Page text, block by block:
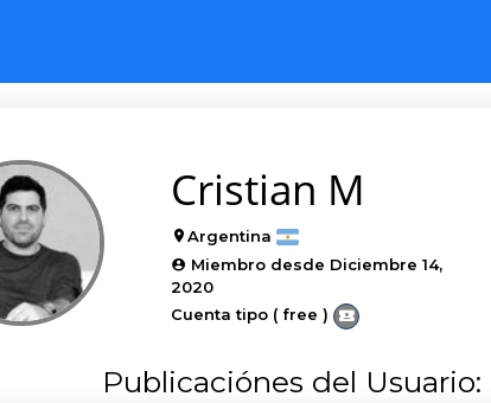
Cristian M
Argentina
Miembro desde Diciembre 14,
2020
Cuenta tipo ( free )
Publicaciónes del Usuario: